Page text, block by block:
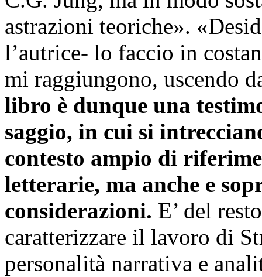
astrazioni teoriche».
l’autrice- lo faccio in
mi raggiungono, uscendo
libro è dunque una
saggio, in cui si
contesto ampio di
letterarie, ma anche e
considerazioni. E’ del
caratterizzare il lavoro di
personalità narrativa e